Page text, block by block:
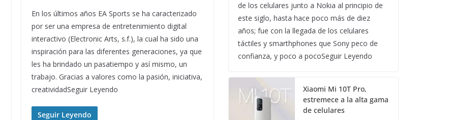
En los últimos años EA Sports se ha caracterizado
por ser una empresa de entretenimiento digital
interactivo (Electronic Arts, s.f.), la cual ha sido una
inspiración para las diferentes generaciones, ya que
les ha brindado un pasatiempo y así mismo, un
trabajo. Gracias a valores como la pasión, iniciativa,
creatividadSeguir Leyendo
Seguir Leyendo
de los celulares junto a Nokia al principio de
este siglo, hasta hace poco más de diez
años; fue con la llegada de los celulares
táctiles y smarthphones que Sony peco de
confianza, y poco a pocoSeguir Leyendo
Xiaomi Mi 10T Pro,
estremece a la alta gama
de celulares